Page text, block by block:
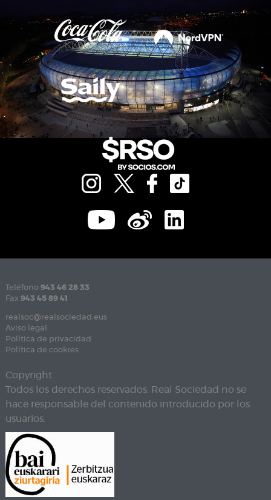
Teléfono 943 46 28 33
Fax 943 45 89 41
realsoc@realsociedad.eus
Aviso legal
Política de privacidad
Política de cookies
Copyright
Todos los derechos reservados. Real Sociedad no se
hace responsable del contenido introducido por los
usuarios.